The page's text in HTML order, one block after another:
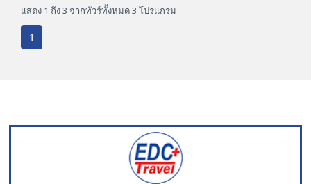
แสดง 1 ถึง 3 จากทัวร์ทั้งหมด 3 โปรแกรม
1